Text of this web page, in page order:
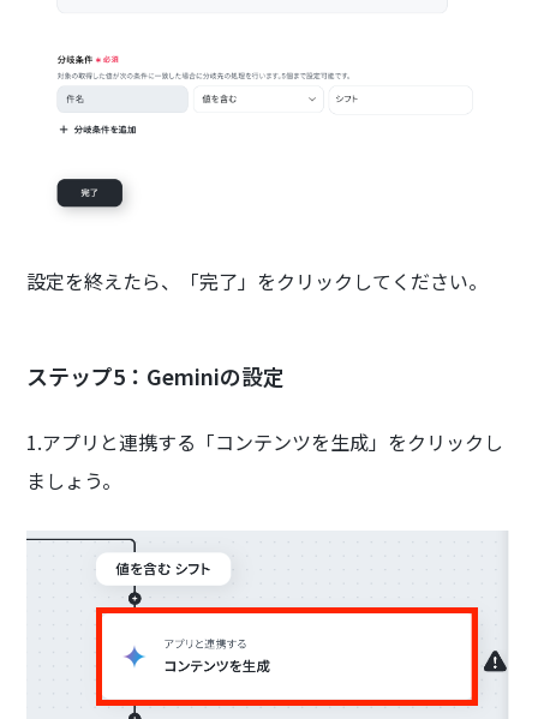
設定を終えたら、「完了」をクリックしてください。
ステップ5：Geminiの設定
1.アプリと連携する「コンテンツを生成」をクリックし
ましょう。